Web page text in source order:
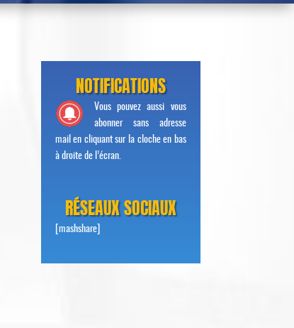
NOTIFICATIONS
Vous pouvez aussi vous
abonner sans adresse
mail en cliquant sur la cloche en bas
à droite de l’écran.
RÉSEAUX SOCIAUX
[mashshare]